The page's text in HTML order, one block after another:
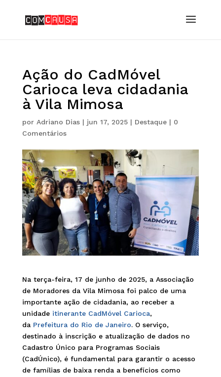
Ação do CadMóvel
Carioca leva cidadania
à Vila Mimosa
por Adriano Dias| jun 17, 2025| Destaque| 0
Comentários
Na terça-feira, 17 de junho de 2025, a Associação
de Moradores da Vila Mimosa foi palco de uma
importante ação de cidadania, ao receber a
unidade itinerante CadMóvel Carioca,
da Prefeitura do Rio de Janeiro. O serviço,
destinado à inscrição e atualização de dados no
Cadastro Único para Programas Sociais
(CadÚnico), é fundamental para garantir o acesso
de famílias de baixa renda a benefícios como